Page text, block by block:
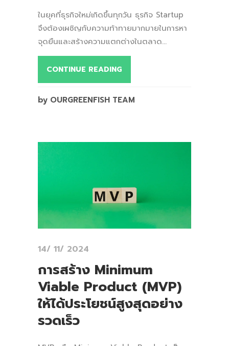
ในยุคที่ธุรกิจใหม่เกิดขึ้นทุกวัน ธุรกิจ Startup
จึงต้องเผชิญกับความท้าทายมากมายในการหา
จุดยืนและสร้างความแตกต่างในตลาด...
CONTINUE READING
by OURGREENFISH TEAM
14/ 11/ 2024
การสร้าง Minimum
Viable Product (MVP)
ให้ได้ประโยชน์สูงสุดอย่าง
รวดเร็ว